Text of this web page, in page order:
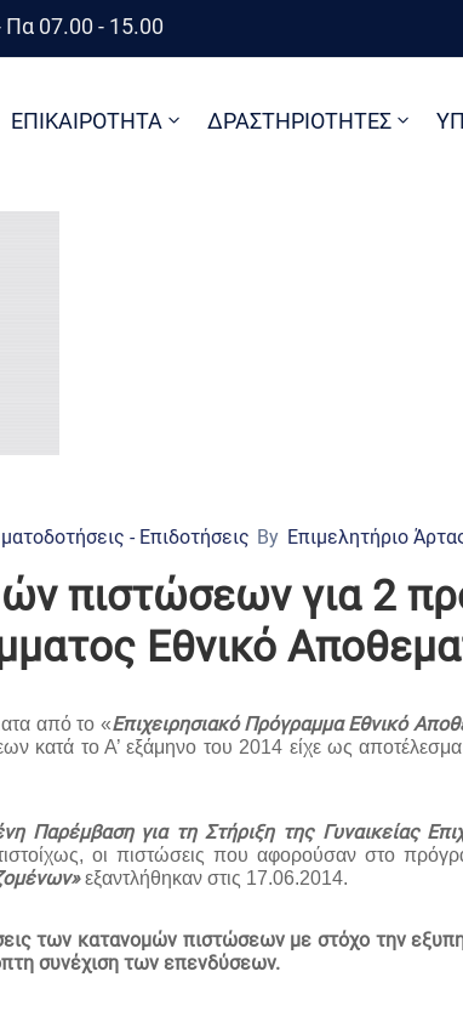
Πα 07.00 - 15.00
ΕΠΙΚΑΙΡΟΤΗΤΑ ΔΡΑΣΤΗΡΙΟΤΗΤΕΣ
- Επιδοτήσεις By Επιμελητήριο
πιστώσεων για 2
Εθνικό
από το «Επιχειρησιακό Πρόγραμμα Εθνικό
το Α’ εξάμηνο του 2014 είχε ως
Παρέμβαση για τη Στήριξη της Γυναικείας
οι πιστώσεις που αφορούσαν στο
εξαντλήθηκαν στις 17.06.2014.
των κατανομών πιστώσεων με στόχο την
συνέχιση των επενδύσεων.